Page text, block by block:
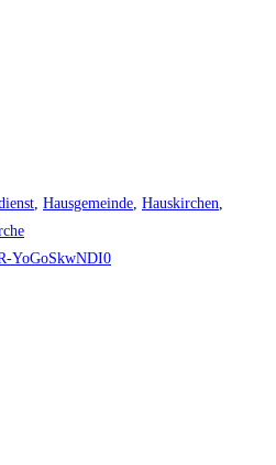
, Hausgemeinde, Hauskirchen,
YoGoSkwNDI0